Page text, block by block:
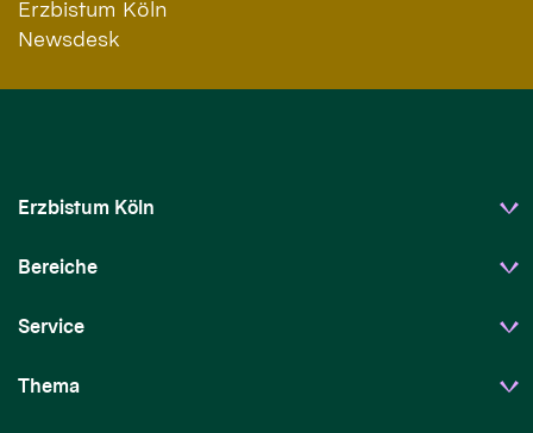
Erzbistum Köln
Newsdesk
Erzbistum Köln
Bereiche
Service
Thema